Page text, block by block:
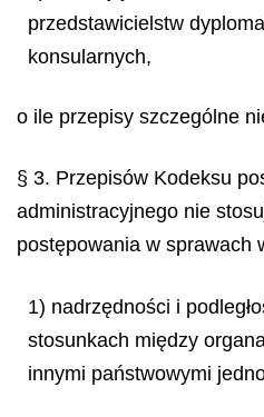
przedstawicielstw
konsularnych,
o ile przepisy szczególne
§ 3. Przepisów Kodeksu
administracyjnego nie
postępowania w sprawach
1) nadrzędności i
stosunkach między
innymi państwowymi